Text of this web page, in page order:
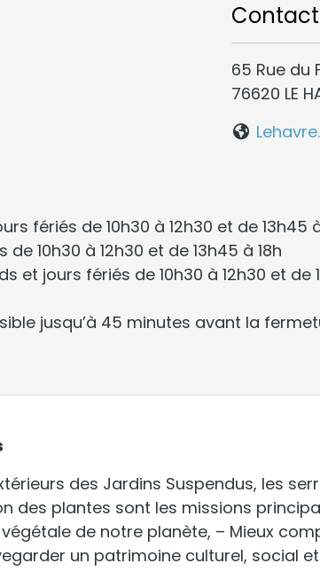
Contact
65 Rue du
76620 LE
fériés de 10h30 à 12h30 et de 13h45
10h30 à 12h30 et de 13h45 à 18h
et jours fériés de 10h30 à 12h30 et de
jusqu’à 45 minutes avant la
des Jardins Suspendus, les
des plantes sont les missions
de notre planète, – Mieux
un patrimoine culturel, social